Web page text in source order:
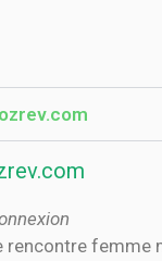
rencontre femme